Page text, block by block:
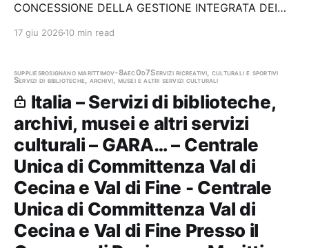
CONCESSIONE DELLA GESTIONE INTEGRATA DEI
42/2004 (SERVIZI DI BIGLIETTERIA E DI ASSISTENZA
PRESSO IL PARCO ARCHEOLOGICO E…
17 giu 2026 10 min read
suppliesrosignano marittimov-8aec0d7Servizi ricreativi, culturali e sportivi
Servizi di biblioteche, archivi, musei e altri servizi culturali
Italia – Servizi di biblioteche,
archivi, musei e altri servizi
culturali – GARA… – Centrale
Unica di Committenza Val di
Cecina e Val di Fine - Centrale
Unica di Committenza Val di
Cecina e Val di Fine Presso il